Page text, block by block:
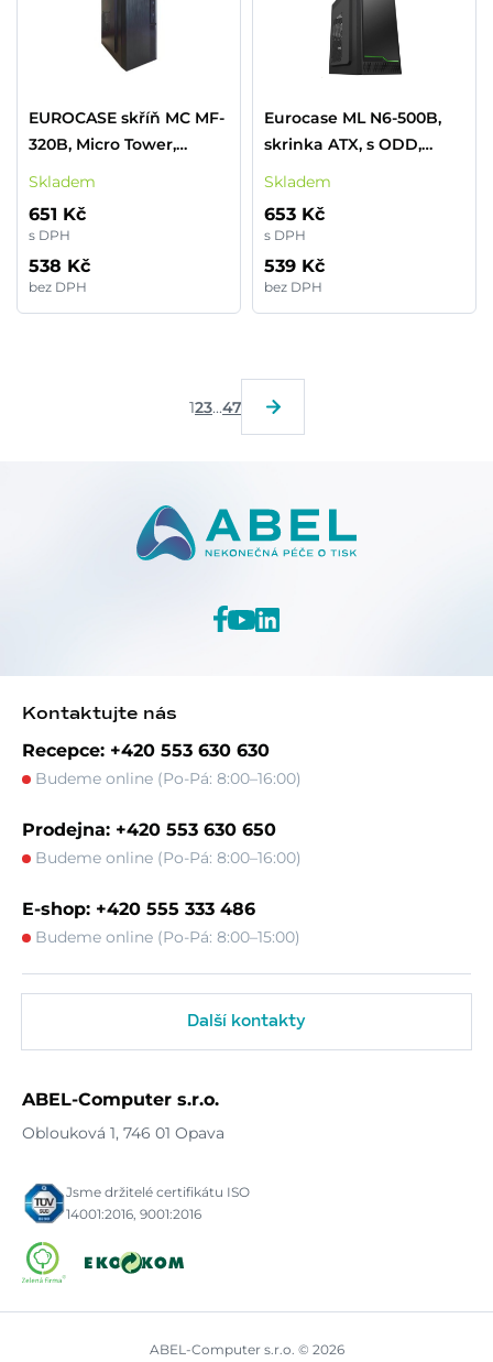
EUROCASE skříň MC MF-
320B, Micro Tower,
1xUSB-C, 2xUSB 3.0, 2x
Skladem
651 Kč
s DPH
538 Kč
bez DPH
Eurocase ML N6-500B,
skrinka ATX, s ODD,
2xUSB3.0, čierna
Skladem
653 Kč
s DPH
539 Kč
bez DPH
123...47
Kontaktujte nás
Recepce: +420 553 630 630
Budeme online (Po-Pá: 8:00–16:00)
Prodejna: +420 553 630 650
Budeme online (Po-Pá: 8:00–16:00)
E-shop: +420 555 333 486
Budeme online (Po-Pá: 8:00–15:00)
Další kontakty
ABEL-Computer s.r.o.
Oblouková 1, 746 01 Opava
Jsme držitelé certifikátu ISO
14001:2016, 9001:2016
ABEL-Computer s.r.o. © 2026